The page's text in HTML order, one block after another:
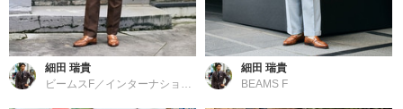
細田 瑞貴
ビームスF／インターナショナルギャラリー ビームス
細田 瑞貴
BEAMS F